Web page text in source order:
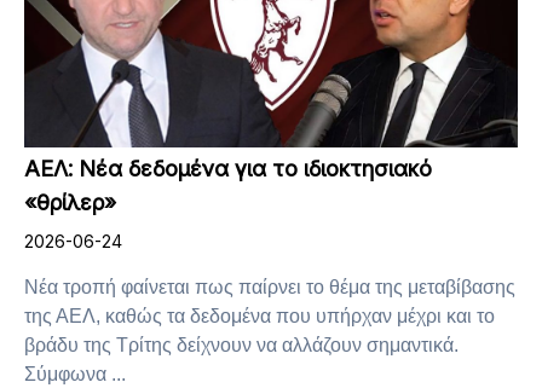
ΑΕΛ: Νέα δεδομένα για το ιδιοκτησιακό
«θρίλερ»
2026-06-24
Νέα τροπή φαίνεται πως παίρνει το θέμα της μεταβίβασης
της ΑΕΛ, καθώς τα δεδομένα που υπήρχαν μέχρι και το
βράδυ της Τρίτης δείχνουν να αλλάζουν σημαντικά.
Σύμφωνα ...